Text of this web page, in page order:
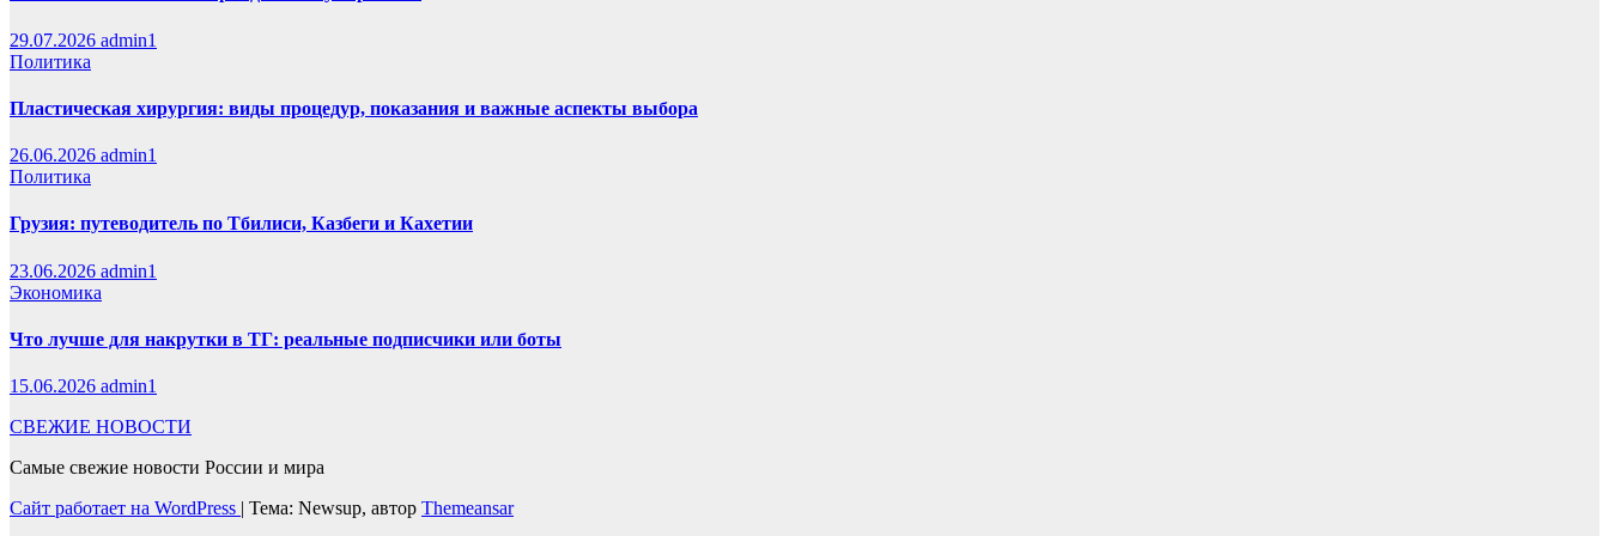
29.07.2026 admin1
Политика
Пластическая хирургия: виды процедур, показания и важные аспекты выбора
26.06.2026 admin1
Политика
Грузия: путеводитель по Тбилиси, Казбеги и Кахетии
23.06.2026 admin1
Экономика
Что лучше для накрутки в ТГ: реальные подписчики или боты
15.06.2026 admin1
СВЕЖИЕ НОВОСТИ
Самые свежие новости России и мира
Сайт работает на WordPress | Тема: Newsup, автор Themeansar